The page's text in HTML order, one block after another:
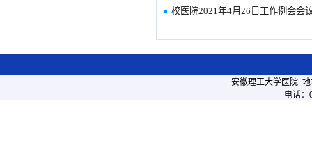
校医院2021年4月26日工作例会会
安徽理工大学医院
电话：